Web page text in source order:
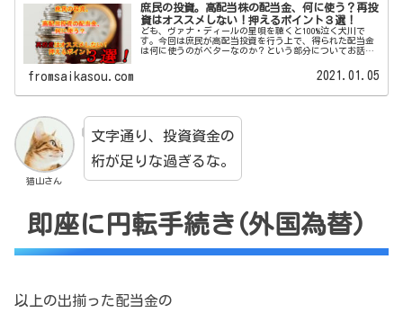
庶民の投資。高配当株の配当金、何に使う？再投
資はオススメしない！押えるポイント３選！
ども、ヴァナ・ディールの星唄を聴くと100%泣く犬川で
す。今回は庶民が高配当投資を行う上で、得られた配当金
は何に使うのがベターなのか？という部分についてお話し
fromsaikasou.com 2021.01.05
猫山さん
文字通り、投資資金の
桁が足りな過ぎるな。
即座に円転手続き(外国為替)
以上の出揃った配当金の